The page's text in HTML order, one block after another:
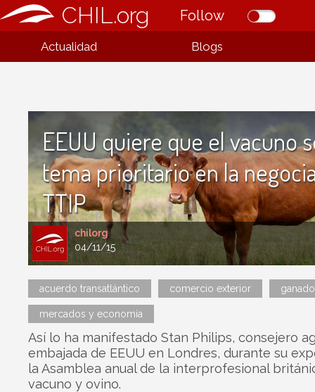
CHIL.org Follow
Actualidad Blogs
chilorg
04/11/15
EEUU quiere que el vacuno
tema prioritario en la
TTIP
acuerdo transatlántico comercio exterior
mercados y economía
Así lo ha manifestado Stan Philips, consejero
embajada de EEUU en Londres, durante su
la Asamblea anual de la interprofesional
vacuno y ovino.